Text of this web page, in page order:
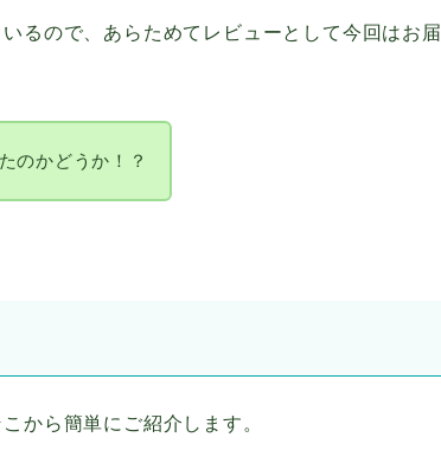
るので、あらためてレビューとして今回はお届
のかどうか！？
から簡単にご紹介します。